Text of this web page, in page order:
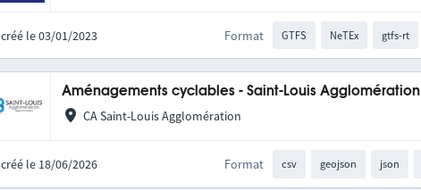
créé le 03/01/2023 Format GTFS NeTEx gtfs-rt
Aménagements cyclables - Saint-Louis Agglomération
CA Saint-Louis Agglomération
créé le 18/06/2026 Format csv geojson json